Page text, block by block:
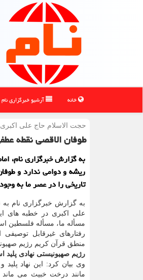
خانه آرشیو خبرگزاری نام
حجت الاسلام حاج علی اكبری
طوفان الاقصی نقطه
به گزارش خبرگزاری نام،
ریشه و دوامی ندارد و
تاریخی را در عصر ما به
به گزارش خبرگزاری نام
علی اکبری در خطبه های
مسأله ما، مسأله فلسطین
رفتارهای غیرقابل
منطق قرآن کریم رژیم
رژیم صهیونیستی نهادی پلید
وی بیان کرد: این نهاد
مانند درخت خبیث می ماند